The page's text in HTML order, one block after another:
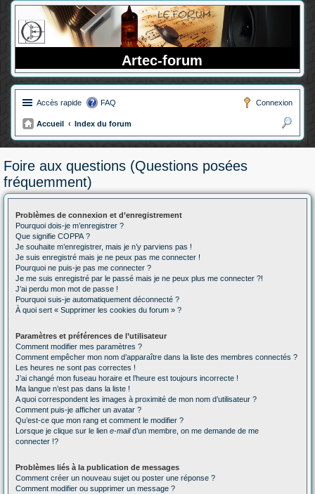
Artec-forum
Accès rapide FAQ Connexion
Accueil
Index du forum
ec
er
Foire aux questions (Questions posées
fréquemment)
Problèmes de connexion et d’enregistrement
Pourquoi dois-je m’enregistrer ?
Que signifie COPPA ?
Je souhaite m’enregistrer, mais je n’y parviens pas !
Je suis enregistré mais je ne peux pas me connecter !
Pourquoi ne puis-je pas me connecter ?
Je me suis enregistré par le passé mais je ne peux plus me connecter ?!
J’ai perdu mon mot de passe !
Pourquoi suis-je automatiquement déconnecté ?
À quoi sert « Supprimer les cookies du forum » ?
Paramètres et préférences de l’utilisateur
Comment modifier mes paramètres ?
Comment empêcher mon nom d’apparaître dans la liste des membres connectés ?
Les heures ne sont pas correctes !
J’ai changé mon fuseau horaire et l’heure est toujours incorrecte !
Ma langue n’est pas dans la liste !
A quoi correspondent les images à proximité de mon nom d’utilisateur ?
Comment puis-je afficher un avatar ?
Qu’est-ce que mon rang et comment le modifier ?
Lorsque je clique sur le lien e-maild’un membre, on me demande de me
connecter !?
Problèmes liés à la publication de messages
Comment créer un nouveau sujet ou poster une réponse ?
Comment modifier ou supprimer un message ?